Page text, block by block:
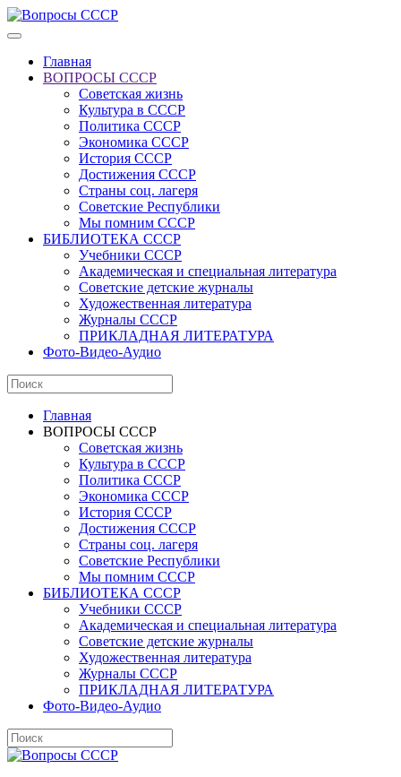
Главная
ВОПРОСЫ СССР
Советская жизнь
Культура в СССР
Политика СССР
Экономика СССР
История СССР
Достижения СССР
Страны соц. лагеря
Советские Республики
Мы помним СССР
БИБЛИОТЕКА СССР
Учебники СССР
Академическая и специальная литература
Советские детские журналы
Художественная литература
Журналы СССР
ПРИКЛАДНАЯ ЛИТЕРАТУРА
Фото-Видео-Аудио
Главная
ВОПРОСЫ СССР
Советская жизнь
Культура в СССР
Политика СССР
Экономика СССР
История СССР
Достижения СССР
Страны соц. лагеря
Советские Республики
Мы помним СССР
БИБЛИОТЕКА СССР
Учебники СССР
Академическая и специальная литература
Советские детские журналы
Художественная литература
Журналы СССР
ПРИКЛАДНАЯ ЛИТЕРАТУРА
Фото-Видео-Аудио